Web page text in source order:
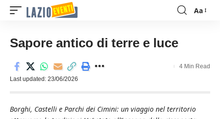
Font
Aa
Sapore antico di terre e luce
Last updated: 23/06/2026
4 Min Read
Borghi, Castelli e Parchi dei Cimini: un viaggio nel territorio